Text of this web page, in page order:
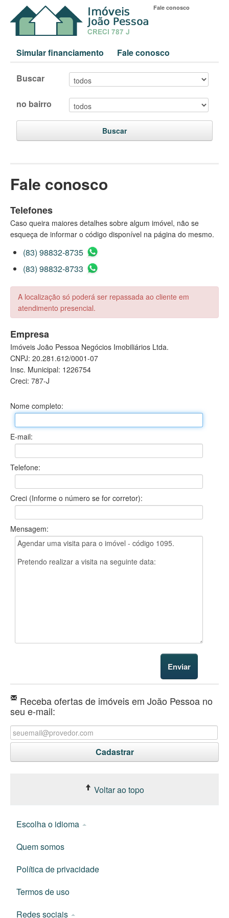
Fale conosco
Simular financiamento Fale conosco
Buscar
no bairro
Buscar
Fale conosco
Telefones
Caso queira maiores detalhes sobre algum imóvel, não se
esqueça de informar o código disponível na página do mesmo.
(83) 98832-8735
(83) 98832-8733
A localização só poderá ser repassada ao cliente em
atendimento presencial.
Empresa
Imóveis João Pessoa Negócios Imobiliários Ltda.
CNPJ: 20.281.612/0001-07
Insc. Municipal: 1226754
Creci: 787-J
Nome completo:
E-mail:
Telefone:
Creci (Informe o número se for corretor):
Mensagem:
Receba ofertas de imóveis em João Pessoa no
seu e-mail:
Voltar ao topo
Escolha o idioma
Quem somos
Política de privacidade
Termos de uso
Redes sociais